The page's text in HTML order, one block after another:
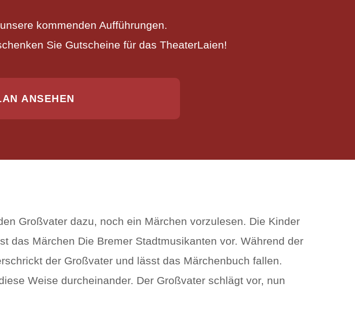
kommenden Aufführungen.
Sie Gutscheine für das TheaterLaien!
ANSEHEN
Großvater dazu, noch ein Märchen vorzulesen. Die Kinder
das Märchen Die Bremer Stadtmusikanten vor. Während der
der Großvater und lässt das Märchenbuch fallen.
Weise durcheinander. Der Großvater schlägt vor, nun